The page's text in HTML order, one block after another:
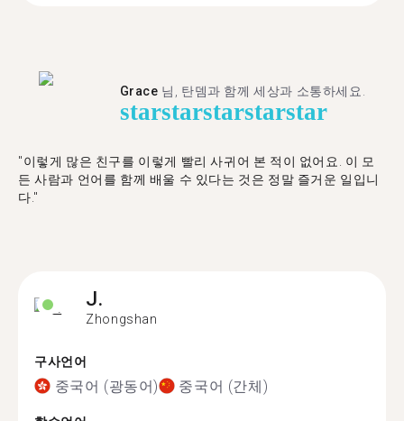
Grace 님, 탄뎀과 함께 세상과 소통하세요.
starstarstarstarstar
"이렇게 많은 친구를 이렇게 빨리 사귀어 본 적이 없어요. 이 모
든 사람과 언어를 함께 배울 수 있다는 것은 정말 즐거운 일입니
다."
J.
Zhongshan
구사언어
중국어 (광동어) 중국어 (간체)